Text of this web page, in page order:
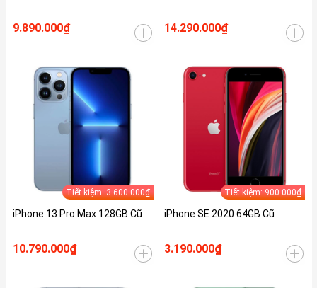
9.890.000₫ 14.290.000₫
Tiết kiệm: 3.600.000₫
iPhone 13 Pro Max 128GB Cũ
10.790.000₫
Tiết kiệm: 900.000₫
iPhone SE 2020 64GB Cũ
3.190.000₫